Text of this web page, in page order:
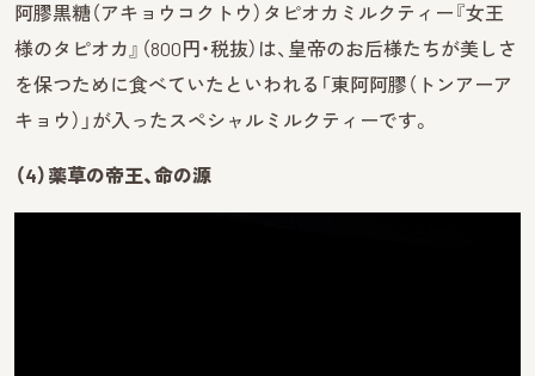
阿膠黒糖（アキョウコクトウ）タピオカミルクティー『女王
様のタピオカ』（800円・税抜）は、皇帝のお后様たちが美しさ
を保つために食べていたといわれる「東阿阿膠（トンアーア
キョウ）」が入ったスペシャルミルクティーです。
（4）薬草の帝王、命の源